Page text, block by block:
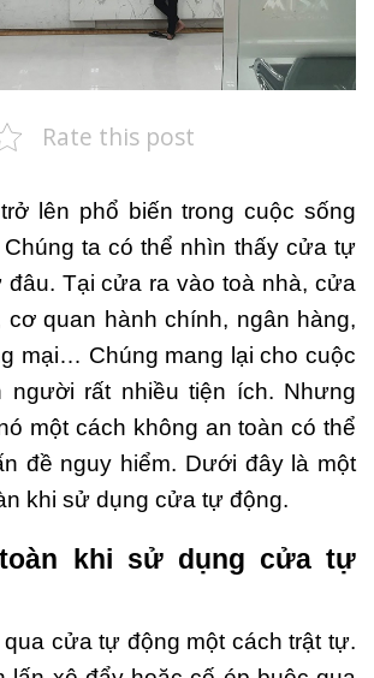
Rate this post
trở lên phổ biến trong cuộc sống
ta có thể nhìn thấy cửa tự
Tại cửa ra vào toà nhà, cửa
cơ quan hành chính, ngân hàng,
mại… Chúng mang lại cho cuộc
người rất nhiều tiện ích. Nhưng
một cách không an toàn có thể
đề nguy hiểm. Dưới đây là một
khi sử dụng cửa tự động.
khi sử dụng cửa tự
qua cửa tự động một cách trật tự.